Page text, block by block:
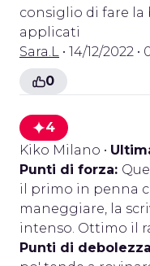
consiglio di fare la
applicati
Sara.L • 14/12/2022 •
0
4
Kiko Milano •
Punti di forza:
il primo in penna
maneggiare, la
intenso. Ottimo il
Punti di